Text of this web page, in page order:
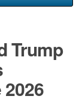
Trump